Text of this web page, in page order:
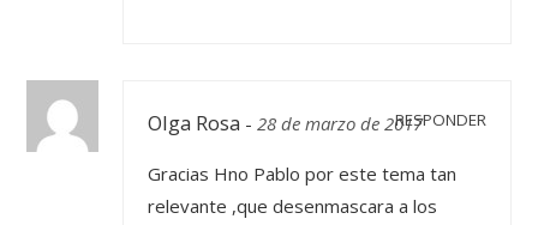
Olga Rosa -28 de marzo de 2017RESPONDER
Gracias Hno Pablo por este tema tan
relevante ,que desenmascara a los